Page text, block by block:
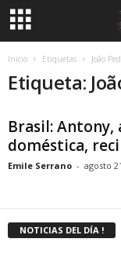
Inicio Etiquetas João
Etiqueta:
Brasil: Antony,
doméstica,
Emile Serrano - agosto
NOTICIAS DEL DÍA !